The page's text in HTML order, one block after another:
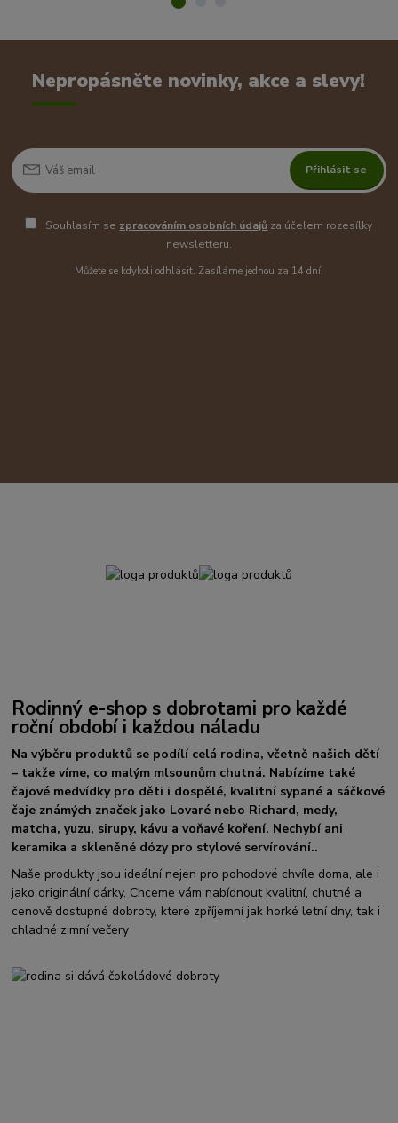
Nepropásněte novinky, akce a slevy!
Přihlásit se
Souhlasím se zpracováním osobních údajů za účelem rozesílky
newsletteru.
Můžete se kdykoli odhlásit. Zasíláme jednou za 14 dní.
Rodinný e-shop s dobrotami pro každé
roční období i každou náladu
Na výběru produktů se podílí celá rodina, včetně našich dětí
– takže víme, co malým mlsounům chutná. Nabízíme také
čajové medvídky pro děti i dospělé, kvalitní sypané a sáčkové
čaje známých značek jako Lovaré nebo Richard, medy,
matcha, yuzu, sirupy, kávu a voňavé koření. Nechybí ani
keramika a skleněné dózy pro stylové servírování..
Naše produkty jsou ideální nejen pro pohodové chvíle doma, ale i
jako originální dárky. Chceme vám nabídnout kvalitní, chutné a
cenově dostupné dobroty, které zpříjemní jak horké letní dny, tak i
chladné zimní večery